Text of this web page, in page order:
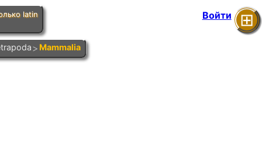
⊞
Войти
latin
>Mammalia>Theria